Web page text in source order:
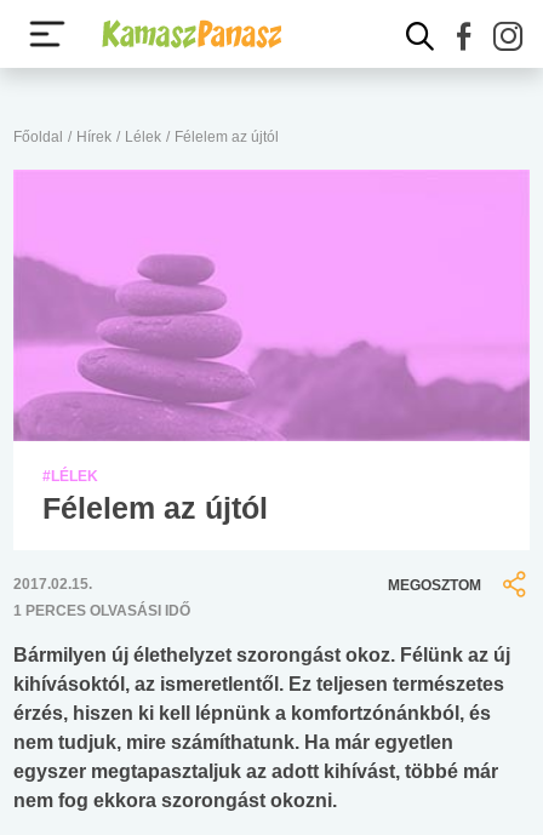
Főoldal / Hírek / Lélek / Félelem az újtól
#LÉLEK
Félelem az újtól
2017.02.15.
1 PERCES OLVASÁSI IDŐ
MEGOSZTOM
Bármilyen új élethelyzet szorongást okoz. Félünk az új
kihívásoktól, az ismeretlentől. Ez teljesen természetes
érzés, hiszen ki kell lépnünk a komfortzónánkból, és
nem tudjuk, mire számíthatunk. Ha már egyetlen
egyszer megtapasztaljuk az adott kihívást, többé már
nem fog ekkora szorongást okozni.